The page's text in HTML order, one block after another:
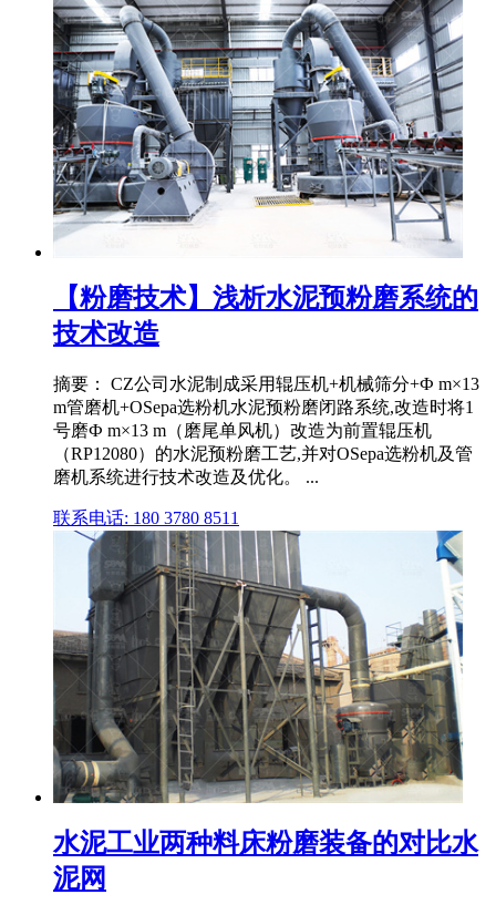
【粉磨技术】浅析水泥预粉磨系统的
技术改造
摘要： CZ公司水泥制成采用辊压机+机械筛分+Ф m×13
m管磨机+OSepa选粉机水泥预粉磨闭路系统,改造时将1
号磨Ф m×13 m（磨尾单风机）改造为前置辊压机
（RP12080）的水泥预粉磨工艺,并对OSepa选粉机及管
磨机系统进行技术改造及优化。 ...
联系电话: 180 3780 8511
水泥工业两种料床粉磨装备的对比水
泥网